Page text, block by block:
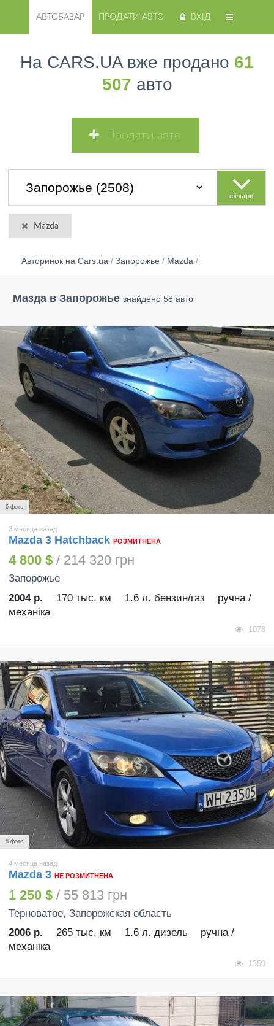
АВТОБАЗАР ПРОДАТИ АВТО ВХІД
На CARS.UA вже продано 61
507 авто
Продати авто
фільтри
Mazda
Авторинок на Cars.ua / Запорожье / Mazda /
Мазда в Запорожье знайдено 58 авто
6 фото
3 месяца назад
Mazda 3 Hatchback РОЗМИТНЕНА
4 800 $ / 214 320 грн
Запорожье
2004 р.
170 тыс. км 1.6 л. бензин/газ
ручна /
механіка
1078
8 фото
4 месяца назад
Mazda 3 НЕ РОЗМИТНЕНА
1 250 $ / 55 813 грн
Терноватое, Запорожская область
2006 р.
265 тыс. км 1.6 л. дизель
ручна /
механіка
1350